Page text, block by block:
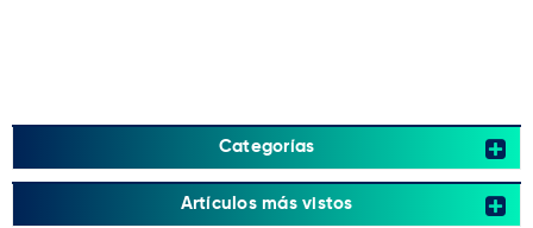
Categorías
Artículos más vistos